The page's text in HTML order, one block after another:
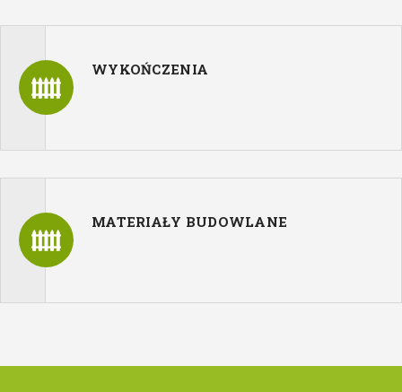
WYKOŃCZENIA
MATERIAŁY BUDOWLANE